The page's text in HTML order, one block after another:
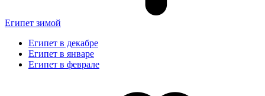
Египет зимой
Египет в декабре
Египет в январе
Египет в феврале